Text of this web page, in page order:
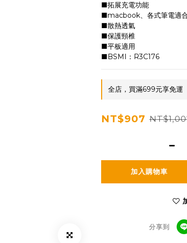
■拓展充電功能
■macbook、各式筆電適
■散熱透氣
■保護頸椎
■平板適用
■BSMI：R3C176
全店，買滿699元享免運
NT$907
加入購物車
分享到